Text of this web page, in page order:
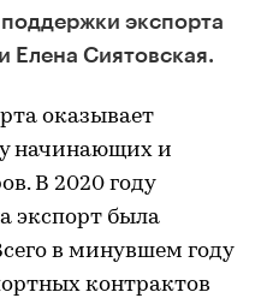
экспорта
Елена Сиятовская.
оказывает
начинающих и
В 2020 году
экспорт была
в минувшем году
контрактов